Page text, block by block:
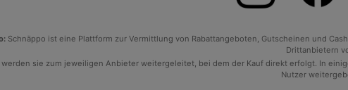
Schnäppo ist eine Plattform zur Vermittlung von Rabattangeboten, Gutscheinen und
Drittanbietern
sie zum jeweiligen Anbieter weitergeleitet, bei dem der Kauf direkt erfolgt. In
Nutzer